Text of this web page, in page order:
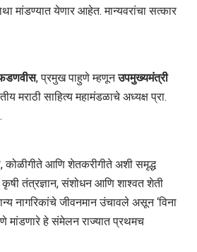
मांडण्यात येणार आहेत. मान्यवरांचा सत्कार
, प्रमुख पाहुणे म्हणूनउपमुख्यमंत्री
मराठी साहित्य महामंडळाचे अध्यक्ष प्रा.
कोळीगीते आणि शेतकरीगीते अशी समृद्ध
तंत्रज्ञान, संशोधन आणि शाश्वत शेती
नागरिकांचे जीवनमान उंचावले असून ‘विना
मांडणारे हे संमेलन राज्यात प्रथमच